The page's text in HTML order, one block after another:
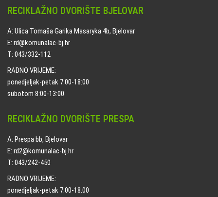
RECIKLAŽNO DVORIŠTE BJELOVAR
A: Ulica Tomaša Garika Masaryka 4b, Bjelovar
E: rd@komunalac-bj.hr
T: 043/332-112
RADNO VRIJEME:
ponedjeljak-petak 7:00-18:00
subotom 8:00-13:00
RECIKLAŽNO DVORIŠTE PRESPA
A: Prespa bb, Bjelovar
E: rd2@komunalac-bj.hr
T: 043/242-450
RADNO VRIJEME:
ponedjeljak-petak 7:00-18:00